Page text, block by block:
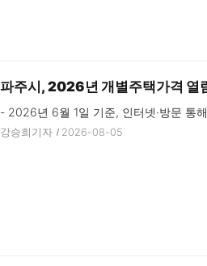
파주시, 2026년 개별주택가격 열
- 2026년 6월 1일 기준, 인터넷·방문 통
강승희기자 2026-08-05